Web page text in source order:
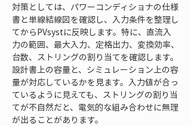
対策としては、パワーコンディショナの仕様
書と単線結線図を確認し、入力条件を整理し
てからPVsystに反映します。特に、直流入
力の範囲、最大入力、定格出力、変換効率、
台数、ストリングの割り当てを確認します。
設計書上の容量と、シミュレーション上の容
量が対応しているかを見ます。入力値が合っ
ているように見えても、ストリングの割り当
てが不自然だと、電気的な組み合わせに無理
が出ることがあります。